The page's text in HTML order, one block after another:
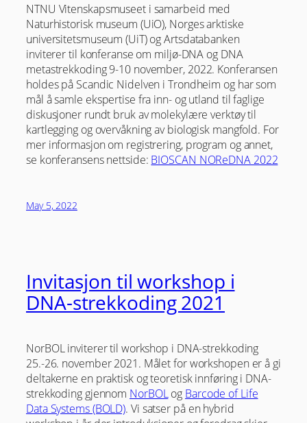
NTNU Vitenskapsmuseet i samarbeid med
Naturhistorisk museum (UiO), Norges arktiske
universitetsmuseum (UiT) og Artsdatabanken
inviterer til konferanse om miljø-DNA og DNA
metastrekkoding 9-10 november, 2022. Konferansen
holdes på Scandic Nidelven i Trondheim og har som
mål å samle ekspertise fra inn- og utland til faglige
diskusjoner rundt bruk av molekylære verktøy til
kartlegging og overvåkning av biologisk mangfold. For
mer informasjon om registrering, program og annet,
se konferansens nettside: BIOSCAN NOReDNA 2022
May 5, 2022
Invitasjon til workshop i
DNA-strekkoding 2021
NorBOL inviterer til workshop i DNA-strekkoding
25.-26. november 2021. Målet for workshopen er å gi
deltakerne en praktisk og teoretisk innføring i DNA-
strekkoding gjennom NorBOLog Barcode of Life
Data Systems (BOLD). Vi satser på en hybrid